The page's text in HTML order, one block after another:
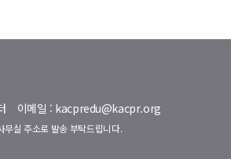
이메일 : kacpredu@kacpr.org
무실 주소로 발송 부탁드립니다.